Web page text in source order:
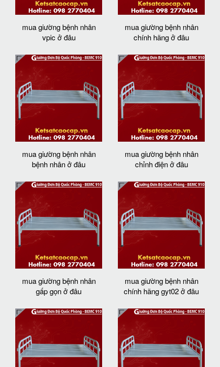
mua giường bệnh nhân
vpic ở đâu
mua giường bệnh nhân
chính hãng ở đâu
mua giường bệnh nhân
bệnh nhân ở đâu
mua giường bệnh nhân
chỉnh điện ở đâu
mua giường bệnh nhân
gấp gọn ở đâu
mua giường bệnh nhân
chính hãng gyt02 ở đâu